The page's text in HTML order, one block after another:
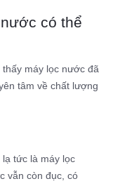
có thể
máy lọc nước đã
tâm về chất lượng
tức là máy lọc
vẫn còn đục, có